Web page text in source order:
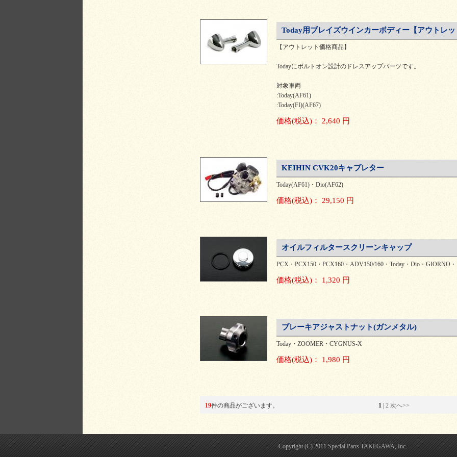
Today用ブレイズウインカーボディー【アウトレ
【アウトレット価格商品】
Todayにボルトオン設計のドレスアップパーツです。
対象車両
:Today(AF61)
:Today(FI)(AF67)
価格(税込) ： 2,640 円
KEIHIN CVK20キャブレター
Today(AF61)・Dio(AF62)
価格(税込) ： 29,150 円
オイルフィルタースクリーンキャップ
PCX・PCX150・PCX160・ADV150/160・Today・Dio・GIORNO
価格(税込) ： 1,320 円
ブレーキアジャストナット(ガンメタル)
Today・ZOOMER・CYGNUS-X
価格(税込) ： 1,980 円
19件の商品がございます。 1 | 2 次へ>>
Copyright (C) 2011 Special Parts TAKEGAWA, Inc.